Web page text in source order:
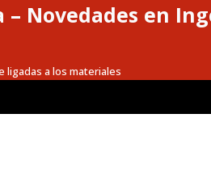
Novedades en
ligadas a los materiales